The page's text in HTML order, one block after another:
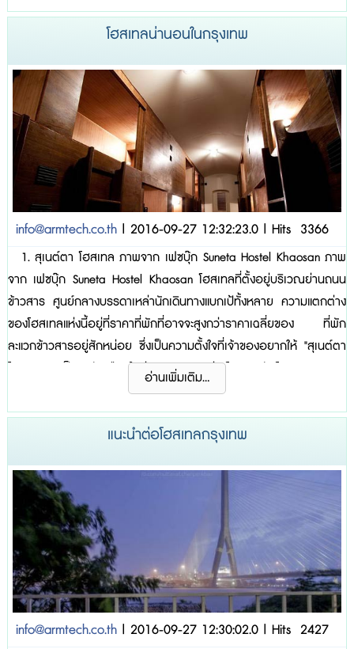
สึกเบื่อมากจนเกินไป พร้อมเครื่องอำ...
โฮสเทลน่านอนในกรุงเทพ
info@armtech.co.th| 2016-09-27 12:32:23.0 | Hits 3366
1. สุเนต์ตา โฮสเทล ภาพจาก เฟซบุ๊ก Suneta Hostel Khaosan ภาพ
จาก เฟซบุ๊ก Suneta Hostel Khaosan โฮสเทลที่ตั้งอยู่บริเวณย่านถนน
ข้าวสาร ศูนย์กลางบรรดาเหล่านักเดินทางแบกเป้ทั้งหลาย ความแตกต่าง
ของโฮสเทลแห่งนี้อยู่ที่ราคาที่พักที่อาจจะสูงกว่าราคาเฉลี่ยของ ที่พัก
ละแวกข้าวสารอยู่สักหน่อย ซึ่งเป็นความตั้งใจที่เจ้าของอยากให้ "สุเนต์ตา
โฮสเทล" เป็น ตัวเลือกใหม่ตรงกลางระหว่างโฮสเทลกับโรงแรมราคาสูง
ด้วยเพราะอยู่ใกล้แหล่งท่องเที่ยว พร้อมกับการตกแต่งห้องพักที่สวยงาม
ภายในมีเอกลักษณ์โดดเด่น บวกกับการบริ...
อ่านเพิ่มเติม...
แนะนำต่อโฮสเทลกรุงเทพ
info@armtech.co.th| 2016-09-27 12:30:02.0 | Hits 2427